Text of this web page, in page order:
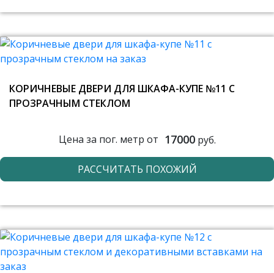
КОРИЧНЕВЫЕ ДВЕРИ ДЛЯ ШКАФА-КУПЕ №11 С
ПРОЗРАЧНЫМ СТЕКЛОМ
Цена за пог. метр от 17000руб.
РАССЧИТАТЬ ПОХОЖИЙ